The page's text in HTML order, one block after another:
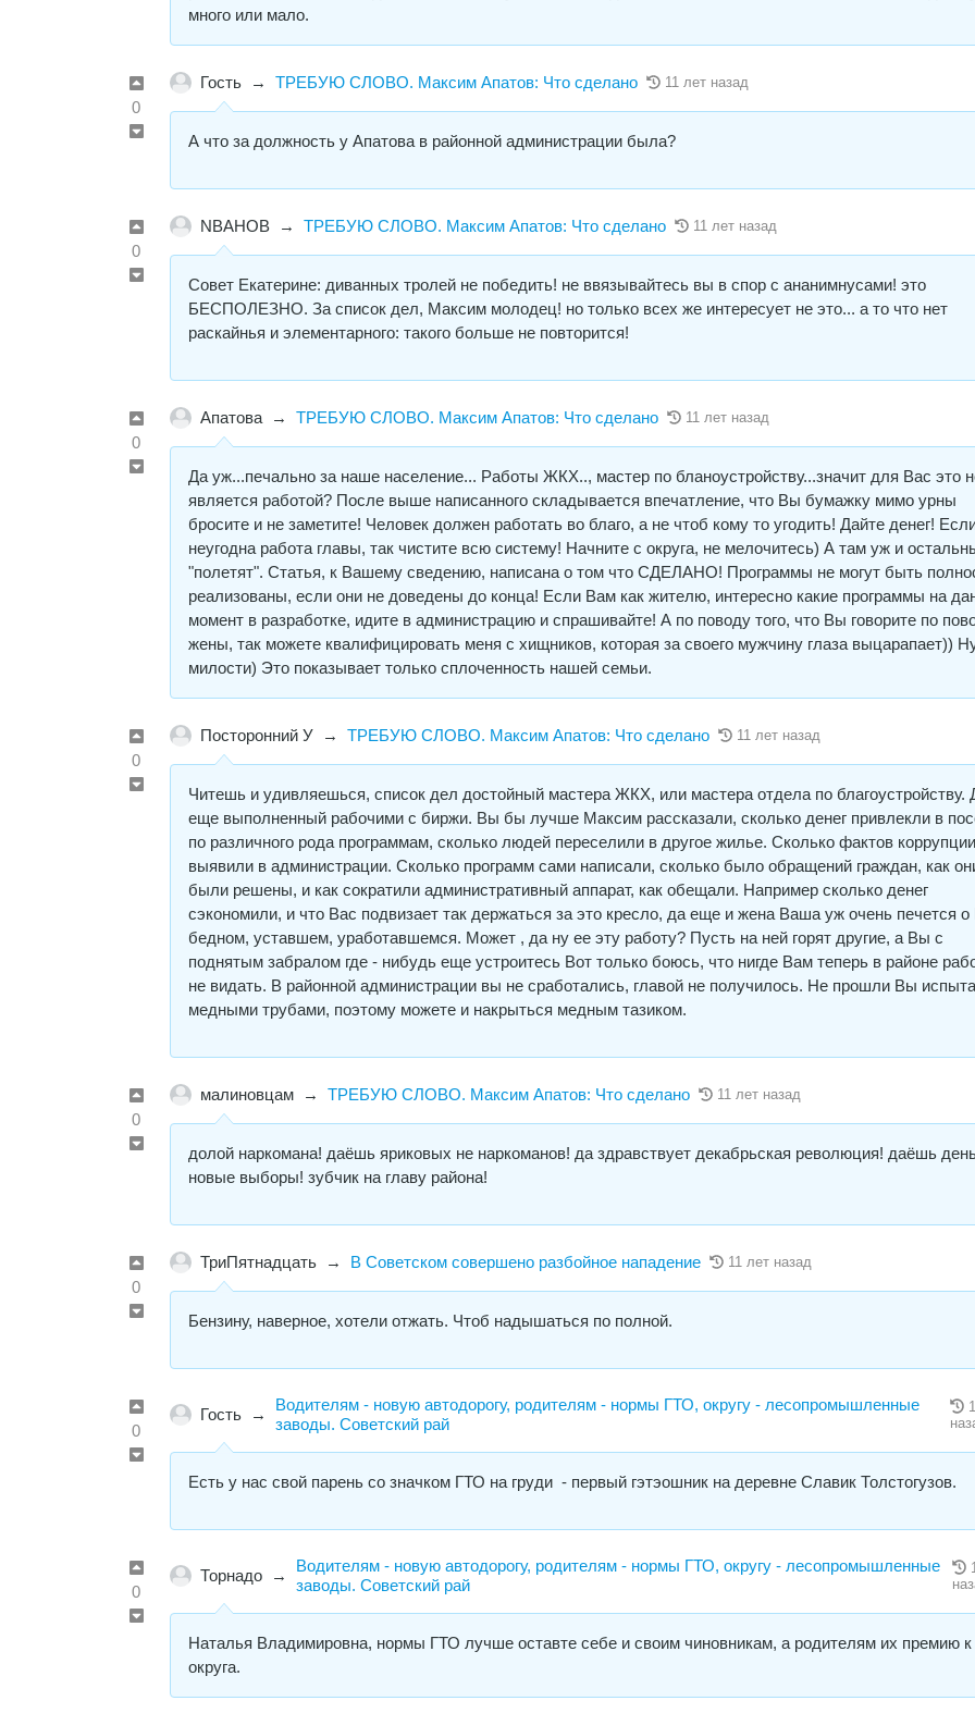
много или мало.
0
Гость → ТРЕБУЮ СЛОВО. Максим Апатов: Что сделано 11 лет назад
А что за должность у Апатова в районной администрации была?
0
NBAHOB → ТРЕБУЮ СЛОВО. Максим Апатов: Что сделано 11 лет назад
Совет Екатерине: диванных тролей не победить! не ввязывайтесь вы в спор с ананимнусами! это
БЕСПОЛЕЗНО. За список дел, Максим молодец! но только всех же интересует не это... а то что нет
раскайнья и элементарного: такого больше не повторится!
0
Апатова → ТРЕБУЮ СЛОВО. Максим Апатов: Что сделано 11 лет назад
Да уж...печально за наше население... Работы ЖКХ.., мастер по бланоустройству...значит для Вас это
является работой? После выше написанного складывается впечатление, что Вы бумажку мимо урны
бросите и не заметите! Человек должен работать во благо, а не чтоб кому то угодить! Дайте денег!
неугодна работа главы, так чистите всю систему! Начните с округа, не мелочитесь) А там уж и
"полетят". Статья, к Вашему сведению, написана о том что СДЕЛАНО! Программы не могут быть
реализованы, если они не доведены до конца! Если Вам как жителю, интересно какие программы на
момент в разработке, идите в администрацию и спрашивайте! А по поводу того, что Вы говорите по
жены, так можете квалифицировать меня с хищников, которая за своего мужчину глаза выцарапает))
милости) Это показывает только сплоченность нашей семьи.
0
Посторонний У → ТРЕБУЮ СЛОВО. Максим Апатов: Что сделано 11 лет назад
Читешь и удивляешься, список дел достойный мастера ЖКХ, или мастера отдела по благоустройству.
еще выполненный рабочими с биржи. Вы бы лучше Максим рассказали, сколько денег привлекли в
по различного рода программам, сколько людей переселили в другое жилье. Сколько фактов коррупции
выявили в администрации. Сколько программ сами написали, сколько было обращений граждан, как
были решены, и как сократили административный аппарат, как обещали. Например сколько денег
сэкономили, и что Вас подвизает так держаться за это кресло, да еще и жена Ваша уж очень печется о
бедном, уставшем, уработавшемся. Может , да ну ее эту работу? Пусть на ней горят другие, а Вы с
поднятым забралом где - нибудь еще устроитесь Вот только боюсь, что нигде Вам теперь в районе
не видать. В районной администрации вы не сработались, главой не получилось. Не прошли Вы
медными трубами, поэтому можете и накрыться медным тазиком.
0
малиновцам → ТРЕБУЮ СЛОВО. Максим Апатов: Что сделано 11 лет назад
долой наркомана! даёшь яриковых не наркоманов! да здравствует декабрьская революция! даёшь
новые выборы! зубчик на главу района!
0
ТриПятнадцать → В Советском совершено разбойное нападение 11 лет назад
Бензину, наверное, хотели отжать. Чтоб надышаться по полной.
0
Гость →
Водителям - новую автодорогу, родителям - нормы ГТО, округу - лесопромышленные
заводы. Советский рай
Есть у нас свой парень со значком ГТО на груди - первый гэтэошник на деревне Славик Толстогузов.
0
Торнадо →
Водителям - новую автодорогу, родителям - нормы ГТО, округу - лесопромышленные
заводы. Советский рай
Наталья Владимировна, нормы ГТО лучше оставте себе и своим чиновникам, а родителям их премию
округа.